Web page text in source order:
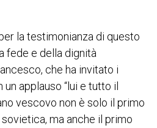
la testimonianza di questo
fede e della dignità
che ha invitato i
applauso “lui e tutto il
vescovo non è solo il primo
ma anche il primo